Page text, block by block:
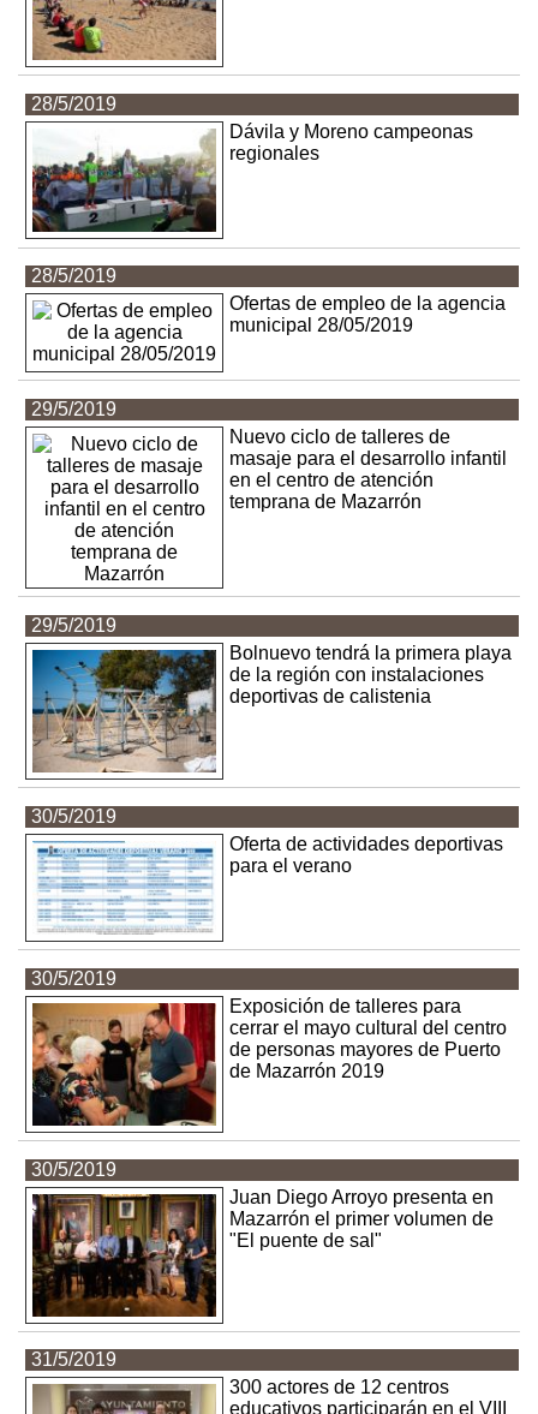
28/5/2019
Dávila y Moreno campeonas
regionales
28/5/2019
Ofertas de empleo de la agencia
municipal 28/05/2019
29/5/2019
Nuevo ciclo de talleres de
masaje para el desarrollo infantil
en el centro de atención
temprana de Mazarrón
29/5/2019
Bolnuevo tendrá la primera playa
de la región con instalaciones
deportivas de calistenia
30/5/2019
Oferta de actividades deportivas
para el verano
30/5/2019
Exposición de talleres para
cerrar el mayo cultural del centro
de personas mayores de Puerto
de Mazarrón 2019
30/5/2019
Juan Diego Arroyo presenta en
Mazarrón el primer volumen de
"El puente de sal"
31/5/2019
300 actores de 12 centros
educativos participarán en el VIII